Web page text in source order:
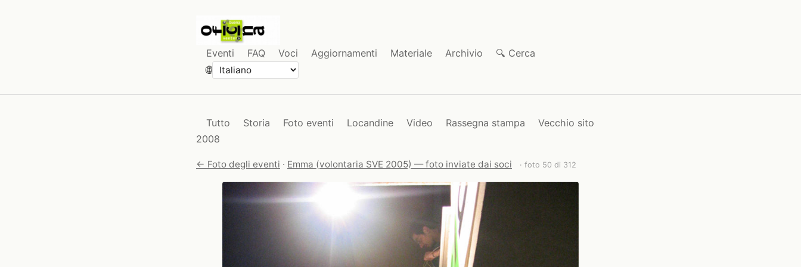
Eventi FAQ Voci Aggiornamenti Materiale Archivio
🔍 Cerca
🌐
Tutto Storia Foto eventi Locandine Video Rassegna stampa
Vecchio sito
2008
← Foto degli eventi · Emma (volontaria SVE 2005) — foto inviate dai soci · foto 50 di 312